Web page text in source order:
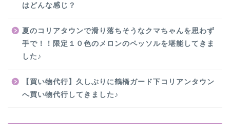
はどんな感じ？
夏のコリアタウンで滑り落ちそうなクマちゃんを思わず
手で！！限定１０色のメロンのペッソルを堪能してきま
した♪
【買い物代行】久しぶりに鶴橋ガード下コリアンタウン
へ買い物代行してきました♪